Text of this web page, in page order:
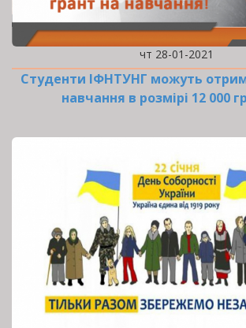
чт 28-01-2021
Студенти ІФНТУНГ можуть
навчання в розмірі 12 000